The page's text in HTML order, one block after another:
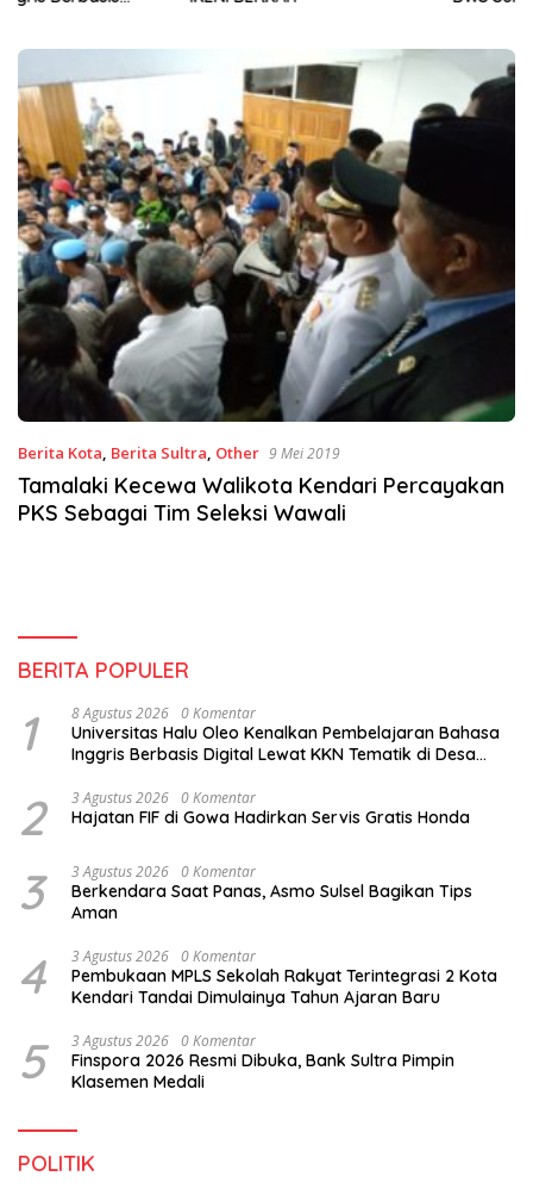
Berita Kota, Berita Sultra, Other 9 Mei 2019
Tamalaki Kecewa Walikota Kendari Percayakan
PKS Sebagai Tim Seleksi Wawali
BERITA POPULER
1 8 Agustus 2026 0 Komentar
Universitas Halu Oleo Kenalkan Pembelajaran Bahasa
Inggris Berbasis Digital Lewat KKN Tematik di Desa
2 3 Agustus 2026 0 Komentar
Hajatan FIF di Gowa Hadirkan Servis Gratis Honda
3 3 Agustus 2026 0 Komentar
Berkendara Saat Panas, Asmo Sulsel Bagikan Tips
Aman
4 3 Agustus 2026 0 Komentar
Pembukaan MPLS Sekolah Rakyat Terintegrasi 2 Kota
Kendari Tandai Dimulainya Tahun Ajaran Baru
5 3 Agustus 2026 0 Komentar
Finspora 2026 Resmi Dibuka, Bank Sultra Pimpin
Klasemen Medali
POLITIK